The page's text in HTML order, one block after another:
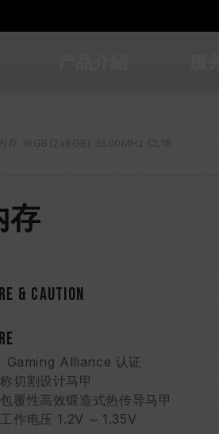
存 16GB(2x8GB) 3600MHz CL18
存
& CAUTION
Gaming Alliance 认证
切割设计马甲
覆性高效锻造式热传导马甲
作电压 1.2V ~ 1.35V